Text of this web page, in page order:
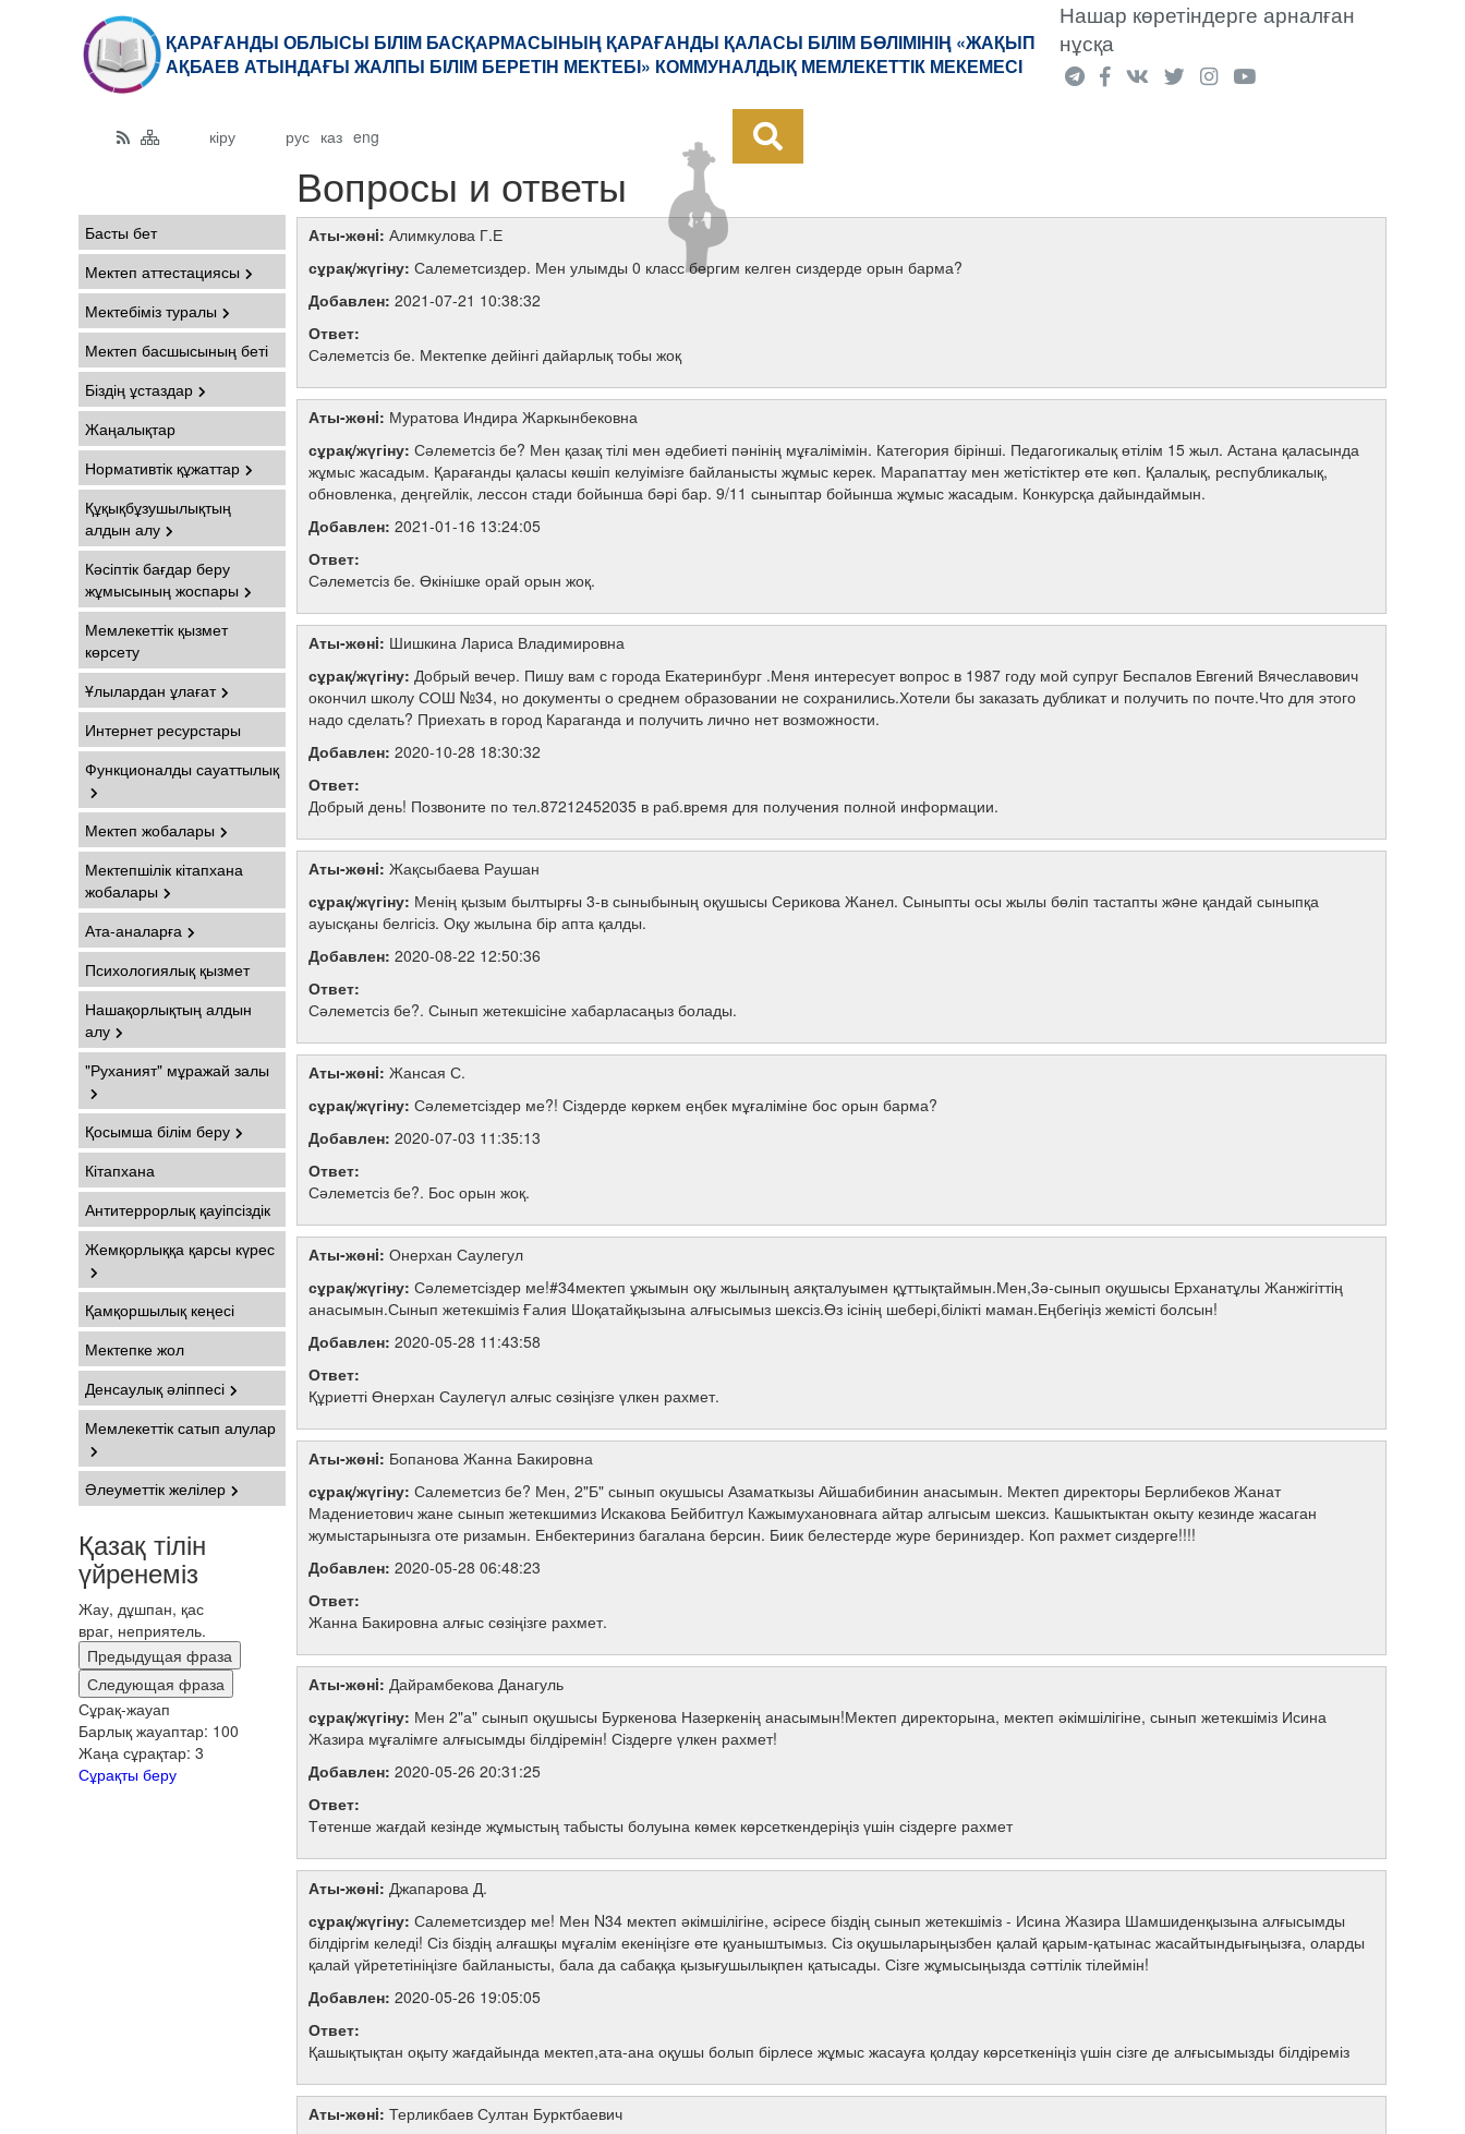
ҚАРАҒАНДЫ ОБЛЫСЫ БІЛІМ БАСҚАРМАСЫНЫҢ ҚАРАҒАНДЫ ҚАЛАСЫ БІЛІМ БӨЛІМІНІҢ «ЖАҚЫП
АҚБАЕВ АТЫНДАҒЫ ЖАЛПЫ БІЛІМ БЕРЕТІН МЕКТЕБІ» КОММУНАЛДЫҚ МЕМЛЕКЕТТІК МЕКЕМЕСІ
Нашар көретіндерге арналған
нұсқа
кіру рус каз eng
Басты бет
Мектеп аттестациясы
Мектебіміз туралы
Мектеп басшысының беті
Біздің ұстаздар
Жаңалықтар
Нормативтік құжаттар
Құқықбұзушылықтың
алдын алу
Кәсіптік бағдар беру
жұмысының жоспары
Мемлекеттік қызмет
көрсету
Ұлылардан ұлағат
Интернет ресурстары
Функционалды сауаттылық
Мектеп жобалары
Мектепшілік кітапхана
жобалары
Ата-аналарға
Психологиялық қызмет
Нашақорлықтың алдын
алу
"Руханият" мұражай залы
Қосымша білім беру
Кітапхана
Антитеррорлық қауіпсіздік
Жемқорлыққа қарсы күрес
Қамқоршылық кеңесі
Мектепке жол
Денсаулық әліппесі
Мемлекеттік сатып алулар
Әлеуметтік желілер
Қазақ тілін
үйренеміз
Жау, дұшпан, қас
враг, неприятель.
Предыдущая фраза
Следующая фраза
Сұрақ-жауап
Барлық жауаптар: 100
Жаңа сұрақтар: 3
Сұрақты беру
Вопросы и ответы
Аты-жөнi: Алимкулова Г.Е
сұрақ/жүгіну: Салеметсиздер. Мен улымды 0 класс бергим келген сиздерде орын барма?
Добавлен: 2021-07-21 10:38:32
Ответ:
Сәлеметсіз бе. Мектепке дейінгі дайарлық тобы жоқ
Аты-жөнi: Муратова Индира Жаркынбековна
сұрақ/жүгіну: Сәлеметсіз бе? Мен қазақ тілі мен әдебиеті пәнінің мұғалімімін. Категория бірінші. Педагогикалық өтілім 15 жыл. Астана қаласында
жұмыс жасадым. Қарағанды қаласы көшіп келуімізге байланысты жұмыс керек. Марапаттау мен жетістіктер өте көп. Қалалық, республикалық,
обновленка, деңгейлік, лессон стади бойынша бәрі бар. 9/11 сыныптар бойынша жұмыс жасадым. Конкурсқа дайындаймын.
Добавлен: 2021-01-16 13:24:05
Ответ:
Сәлеметсіз бе. Өкінішке орай орын жоқ.
Аты-жөнi: Шишкина Лариса Владимировна
сұрақ/жүгіну: Добрый вечер. Пишу вам с города Екатеринбург .Меня интересует вопрос в 1987 году мой супруг Беспалов Евгений Вячеславович
окончил школу СОШ №34, но документы о среднем образовании не сохранились.Хотели бы заказать дубликат и получить по почте.Что для этого
надо сделать? Приехать в город Караганда и получить лично нет возможности.
Добавлен: 2020-10-28 18:30:32
Ответ:
Добрый день! Позвоните по тел.87212452035 в раб.время для получения полной информации.
Аты-жөнi: Жақсыбаева Раушан
сұрақ/жүгіну: Менің қызым былтырғы 3-в сыныбының оқушысы Серикова Жанел. Сыныпты осы жылы бөліп тастапты жəне қандай сыныпқа
ауысқаны белгісіз. Оқу жылына бір апта қалды.
Добавлен: 2020-08-22 12:50:36
Ответ:
Сәлеметсіз бе?. Сынып жетекшісіне хабарласаңыз болады.
Аты-жөнi: Жансая С.
сұрақ/жүгіну: Сәлеметсіздер ме?! Сіздерде көркем еңбек мұғаліміне бос орын барма?
Добавлен: 2020-07-03 11:35:13
Ответ:
Сәлеметсіз бе?. Бос орын жоқ.
Аты-жөнi: Онерхан Саулегул
сұрақ/жүгіну: Сәлеметсіздер ме!#34мектеп ұжымын оқу жылының аяқталуымен құттықтаймын.Мен,3ә-сынып оқушысы Ерханатұлы Жанжігіттің
анасымын.Сынып жетекшіміз Ғалия Шоқатайқызына алғысымыз шексіз.Өз ісінің шебері,білікті маман.Еңбегіңіз жемісті болсын!
Добавлен: 2020-05-28 11:43:58
Ответ:
Құриетті Өнерхан Саулегүл алғыс сөзіңізге үлкен рахмет.
Аты-жөнi: Бопанова Жанна Бакировна
сұрақ/жүгіну: Салеметсиз бе? Мен, 2"Б" сынып окушысы Азаматкызы Айшабибинин анасымын. Мектеп директоры Берлибеков Жанат
Мадениетович жане сынып жетекшимиз Искакова Бейбитгул Кажымухановнага айтар алгысым шексиз. Кашыктыктан окыту кезинде жасаган
жумыстарынызга оте ризамын. Енбектериниз багалана берсин. Биик белестерде журе бериниздер. Коп рахмет сиздерге!!!!
Добавлен: 2020-05-28 06:48:23
Ответ:
Жанна Бакировна алғыс сөзіңізге рахмет.
Аты-жөнi: Дайрамбекова Данагуль
сұрақ/жүгіну: Мен 2"а" сынып оқушысы Буркенова Назеркенің анасымын!Мектеп директорына, мектеп әкімшілігіне, сынып жетекшіміз Исина
Жазира мұғалімге алғысымды білдіремін! Сіздерге үлкен рахмет!
Добавлен: 2020-05-26 20:31:25
Ответ:
Төтенше жағдай кезінде жұмыстың табысты болуына көмек көрсеткендеріңіз үшін сіздерге рахмет
Аты-жөнi: Джапарова Д.
сұрақ/жүгіну: Салеметсиздер ме! Мен N34 мектеп әкімшілігіне, әсіресе біздің сынып жетекшіміз - Исина Жазира Шамшиденқызына алғысымды
білдіргім келеді! Сіз біздің алғашқы мұғалім екеніңізге өте қуаныштымыз. Сіз оқушыларыңызбен қалай қарым-қатынас жасайтындығыңызға, оларды
қалай үйрететініңізге байланысты, бала да сабаққа қызығушылықпен қатысады. Сізге жұмысыңызда сәттілік тілеймін!
Добавлен: 2020-05-26 19:05:05
Ответ:
Қашықтықтан оқыту жағдайында мектеп,ата-ана оқушы болып бірлесе жұмыс жасауға қолдау көрсеткеніңіз үшін сізге де алғысымызды білдіреміз
Аты-жөнi: Терликбаев Султан Бурктбаевич